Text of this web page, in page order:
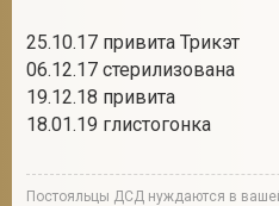
25.10.17 привита Трикэт
06.12.17 стерилизована
19.12.18 привита
18.01.19 глистогонка
Постояльцы ДСД нуждаются в